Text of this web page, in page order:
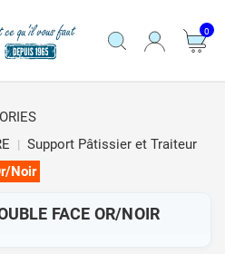
0
Support Pâtissier et Traiteur
Noir
FACE OR/NOIR